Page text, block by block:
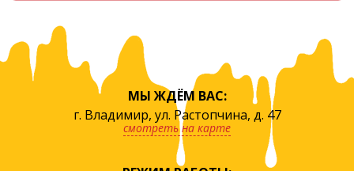
МЫ ЖДЁМ ВАС:
г. Владимир, ул. Растопчина, д. 47
смотреть на карте